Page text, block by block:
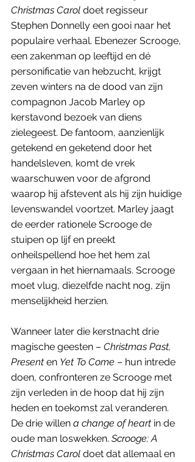
Christmas Carol doet regisseur
Stephen Donnelly een gooi naar het
populaire verhaal. Ebenezer Scrooge,
een zakenman op leeftijd en dé
personificatie van hebzucht, krijgt
zeven winters na de dood van zijn
compagnon Jacob Marley op
kerstavond bezoek van diens
zielegeest. De fantoom, aanzienlijk
getekend en geketend door het
handelsleven, komt de vrek
waarschuwen voor de afgrond
waarop hij afstevent als hij zijn huidige
levenswandel voortzet. Marley jaagt
de eerder rationele Scrooge de
stuipen op lijf en preekt
onheilspellend hoe het hem zal
vergaan in het hiernamaals. Scrooge
moet vlug, diezelfde nacht nog, zijn
menselijkheid herzien.
Wanneer later die kerstnacht drie
magische geesten – Christmas Past,
Present en Yet To Come – hun intrede
doen, confronteren ze Scrooge met
zijn verleden in de hoop dat hij zijn
heden en toekomst zal veranderen.
De drie willen a change of heart in de
oude man loswekken. Scrooge: A
Christmas Carol doet dat allemaal en